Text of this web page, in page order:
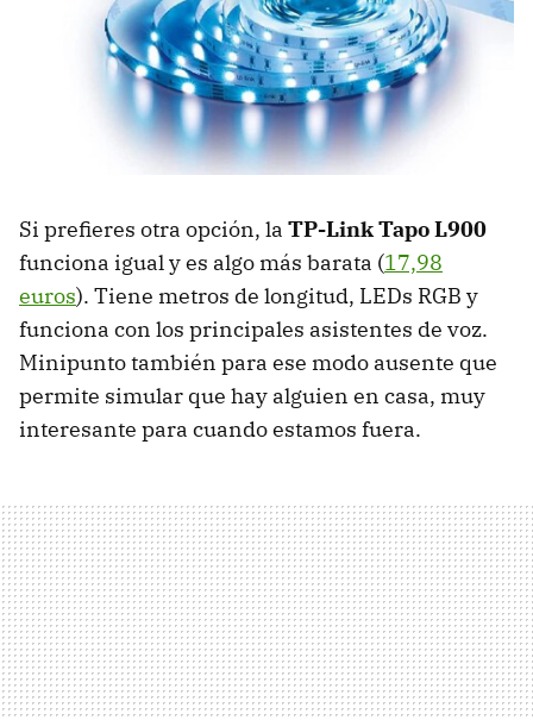
Si prefieres otra opción, la TP-Link Tapo L900
funciona igual y es algo más barata (17,98
euros). Tiene metros de longitud, LEDs RGB y
funciona con los principales asistentes de voz.
Minipunto también para ese modo ausente que
permite simular que hay alguien en casa, muy
interesante para cuando estamos fuera.